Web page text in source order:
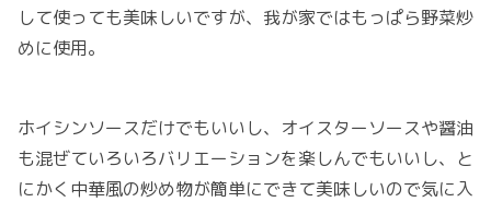
して使っても美味しいですが、我が家ではもっぱら野菜炒
めに使用。
ホイシンソースだけでもいいし、オイスターソースや醤油
も混ぜていろいろバリエーションを楽しんでもいいし、と
にかく中華風の炒め物が簡単にできて美味しいので気に入